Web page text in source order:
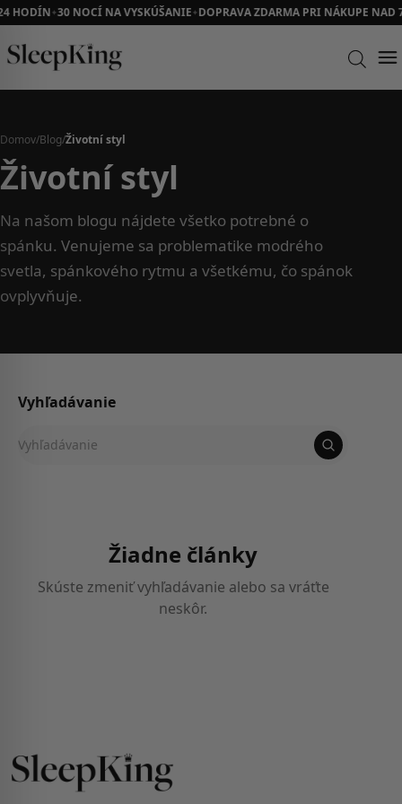
HODÍN ✦30 NOCÍ NA VYSKÚŠANIE✦ DOPRAVA ZDARMA PRI NÁKUPE NAD
Domov/Blog/Životní styl
Životní styl
Na našom blogu nájdete všetko potrebné o
spánku. Venujeme sa problematike modrého
svetla, spánkového rytmu a všetkému, čo spánok
ovplyvňuje.
Vyhľadávanie
Vyhľadávanie
Žiadne články
Skúste zmeniť vyhľadávanie alebo sa vráťte
neskôr.